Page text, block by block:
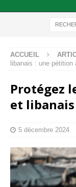
ACCUEIL
libanais : une pétition
Protégez
et
5 décembre 2024